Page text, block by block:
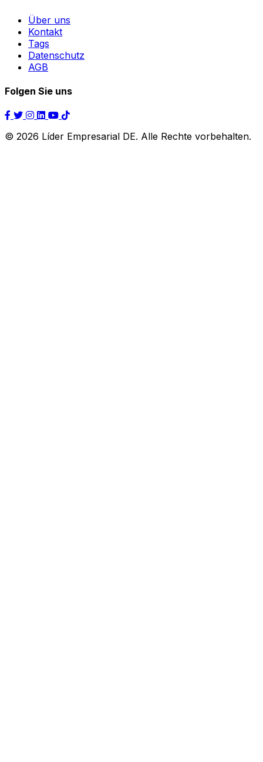
Über uns
Kontakt
Tags
Datenschutz
AGB
Folgen Sie uns
© 2026 Líder Empresarial DE. Alle Rechte vorbehalten.